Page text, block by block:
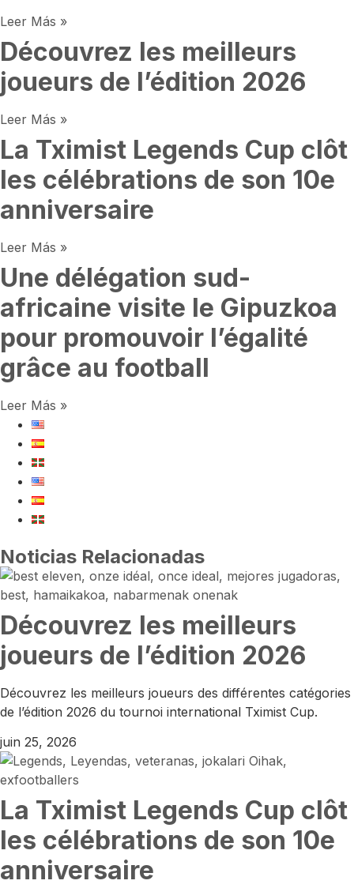
Leer Más »
Découvrez les meilleurs
joueurs de l’édition 2026
Leer Más »
La Tximist Legends Cup clôt
les célébrations de son 10e
anniversaire
Leer Más »
Une délégation sud-
africaine visite le Gipuzkoa
pour promouvoir l’égalité
grâce au football
Leer Más »
Noticias Relacionadas
Découvrez les meilleurs
joueurs de l’édition 2026
Découvrez les meilleurs joueurs des différentes catégories
de l’édition 2026 du tournoi international Tximist Cup.
juin 25, 2026
La Tximist Legends Cup clôt
les célébrations de son 10e
anniversaire